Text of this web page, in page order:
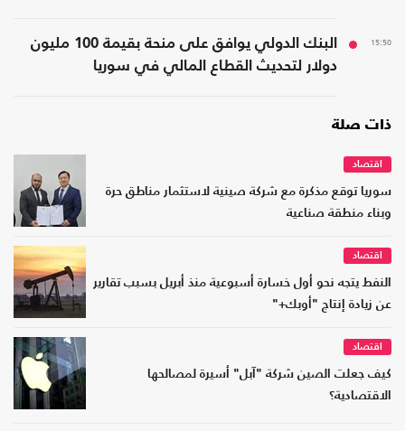
15:50
البنك الدولي يوافق على منحة بقيمة 100 مليون
دولار لتحديث القطاع المالي في سوريا
ذات صلة
اقتصاد
سوريا توقع مذكرة مع شركة صينية لاستثمار مناطق حرة
وبناء منطقة صناعية
اقتصاد
النفط يتجه نحو أول خسارة أسبوعية منذ أبريل بسبب تقارير
عن زيادة إنتاج "أوبك+"
اقتصاد
كيف جعلت الصين شركة "آبل" أسيرة لمصالحها
الاقتصادية؟